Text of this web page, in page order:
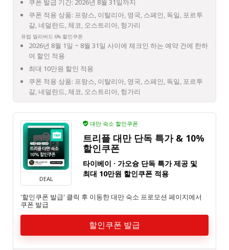
쿠폰 적용 상품: 프랑스, 이탈리아, 영국, 스페인, 독일, 포르투
갈, 네덜란드, 체코, 오스트리아, 헝가리
유럽 얼리버드 6% 할인쿠폰
2026년 8월 1일 ~ 8월 31일 사이에 체크인 하는 예약 건에 한하
여 할인 적용
최대 10만원 할인 적용
쿠폰 적용 상품: 프랑스, 이탈리아, 영국, 스페인, 독일, 포르투
갈, 네덜란드, 체코, 오스트리아, 헝가리
DEAL
대만 숙소 할인쿠폰
트리플 대만 단독 특가 & 10%
할인쿠폰
타이베이 · 가오슝 단독 특가 제공 및
최대 10만원 할인쿠폰 적용
'할인쿠폰 발급' 클릭 후 이동한 대만 숙소 프로모션 페이지에서
쿠폰 발급
할인쿠폰 발급